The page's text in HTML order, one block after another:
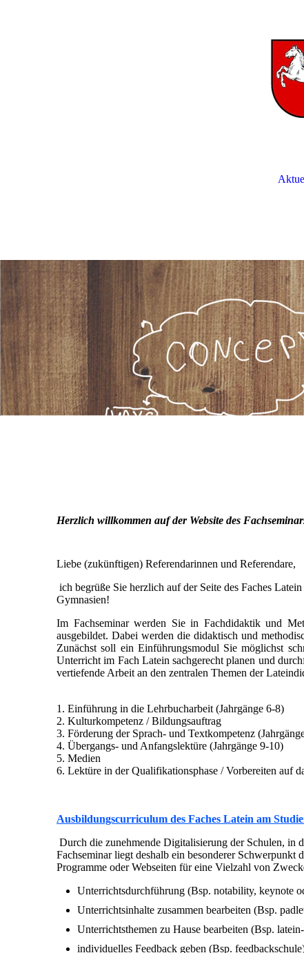
Herzlich willkommen auf der Website des
Liebe (zukünftigen) Referendarinnen und Referendare,
ich begrüße Sie herzlich auf der Seite des Faches
Gymnasien!
Im Fachseminar werden Sie in Fachdidaktik und
ausgebildet. Dabei werden die didaktisch und
Zunächst soll ein Einführungsmodul Sie möglichst
Unterricht im Fach Latein sachgerecht planen und
vertiefende Arbeit an den zentralen Themen der
1. Einführung in die Lehrbucharbeit (Jahrgänge 6-8)
2. Kulturkompetenz / Bildungsauftrag
3. Förderung der Sprach- und Textkompetenz
4. Übergangs- und Anfangslektüre (Jahrgänge 9-10)
5. Medien
6. Lektüre in der Qualifikationsphase / Vorbereiten auf
Ausbildungscurriculum des Faches Latein am
Durch die zunehmende Digitalisierung der Schulen, in
Fachseminar liegt deshalb ein besonderer
Programme oder Webseiten für eine Vielzahl von
Unterrichtsdurchführung (Bsp. notability, keynote
Unterrichtsinhalte zusammen bearbeiten (Bsp.
Unterrichtsthemen zu Hause bearbeiten (Bsp.
individuelles Feedback geben (Bsp.